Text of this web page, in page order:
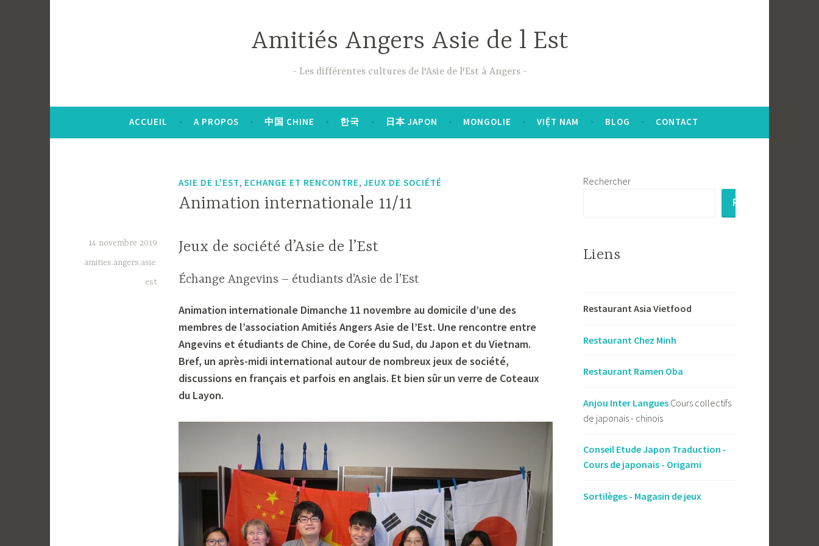
Amitiés Angers Asie de l Est
Les différentes cultures de l'Asie de l'Est à Angers
ACCUEIL A PROPOS 中国 CHINE 한국 日本 JAPON MONGOLIE VIỆT NAM BLOG CONTACT
ASIE DE L'EST, ECHANGE ET RENCONTRE, JEUX DE SOCIÉTÉ
Animation internationale 11/11
14 novembre 2019
amities.angers.asie.
est
Jeux de société d’Asie de l’Est
Échange Angevins – étudiants d’Asie de l’Est
Animation internationale Dimanche 11 novembre au domicile d’une des
membres de l’association Amitiés Angers Asie de l’Est. Une rencontre entre
Angevins et étudiants de Chine, de Corée du Sud, du Japon et du Vietnam.
Bref, un après-midi international autour de nombreux jeux de société,
discussions en français et parfois en anglais. Et bien sûr un verre de Coteaux
du Layon.
Rechercher
RECHERCHER
Liens
Restaurant Asia Vietfood
Restaurant Chez Minh
Restaurant Ramen Oba
Anjou Inter Langues Cours collectifs
de japonais - chinois
Conseil Etude Japon Traduction -
Cours de japonais - Origami
Sortilèges - Magasin de jeux